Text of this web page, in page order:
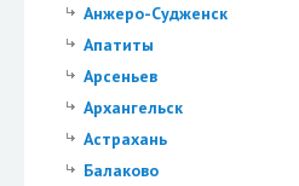
Анжеро-Судженск
Апатиты
Арсеньев
Архангельск
Астрахань
Балаково